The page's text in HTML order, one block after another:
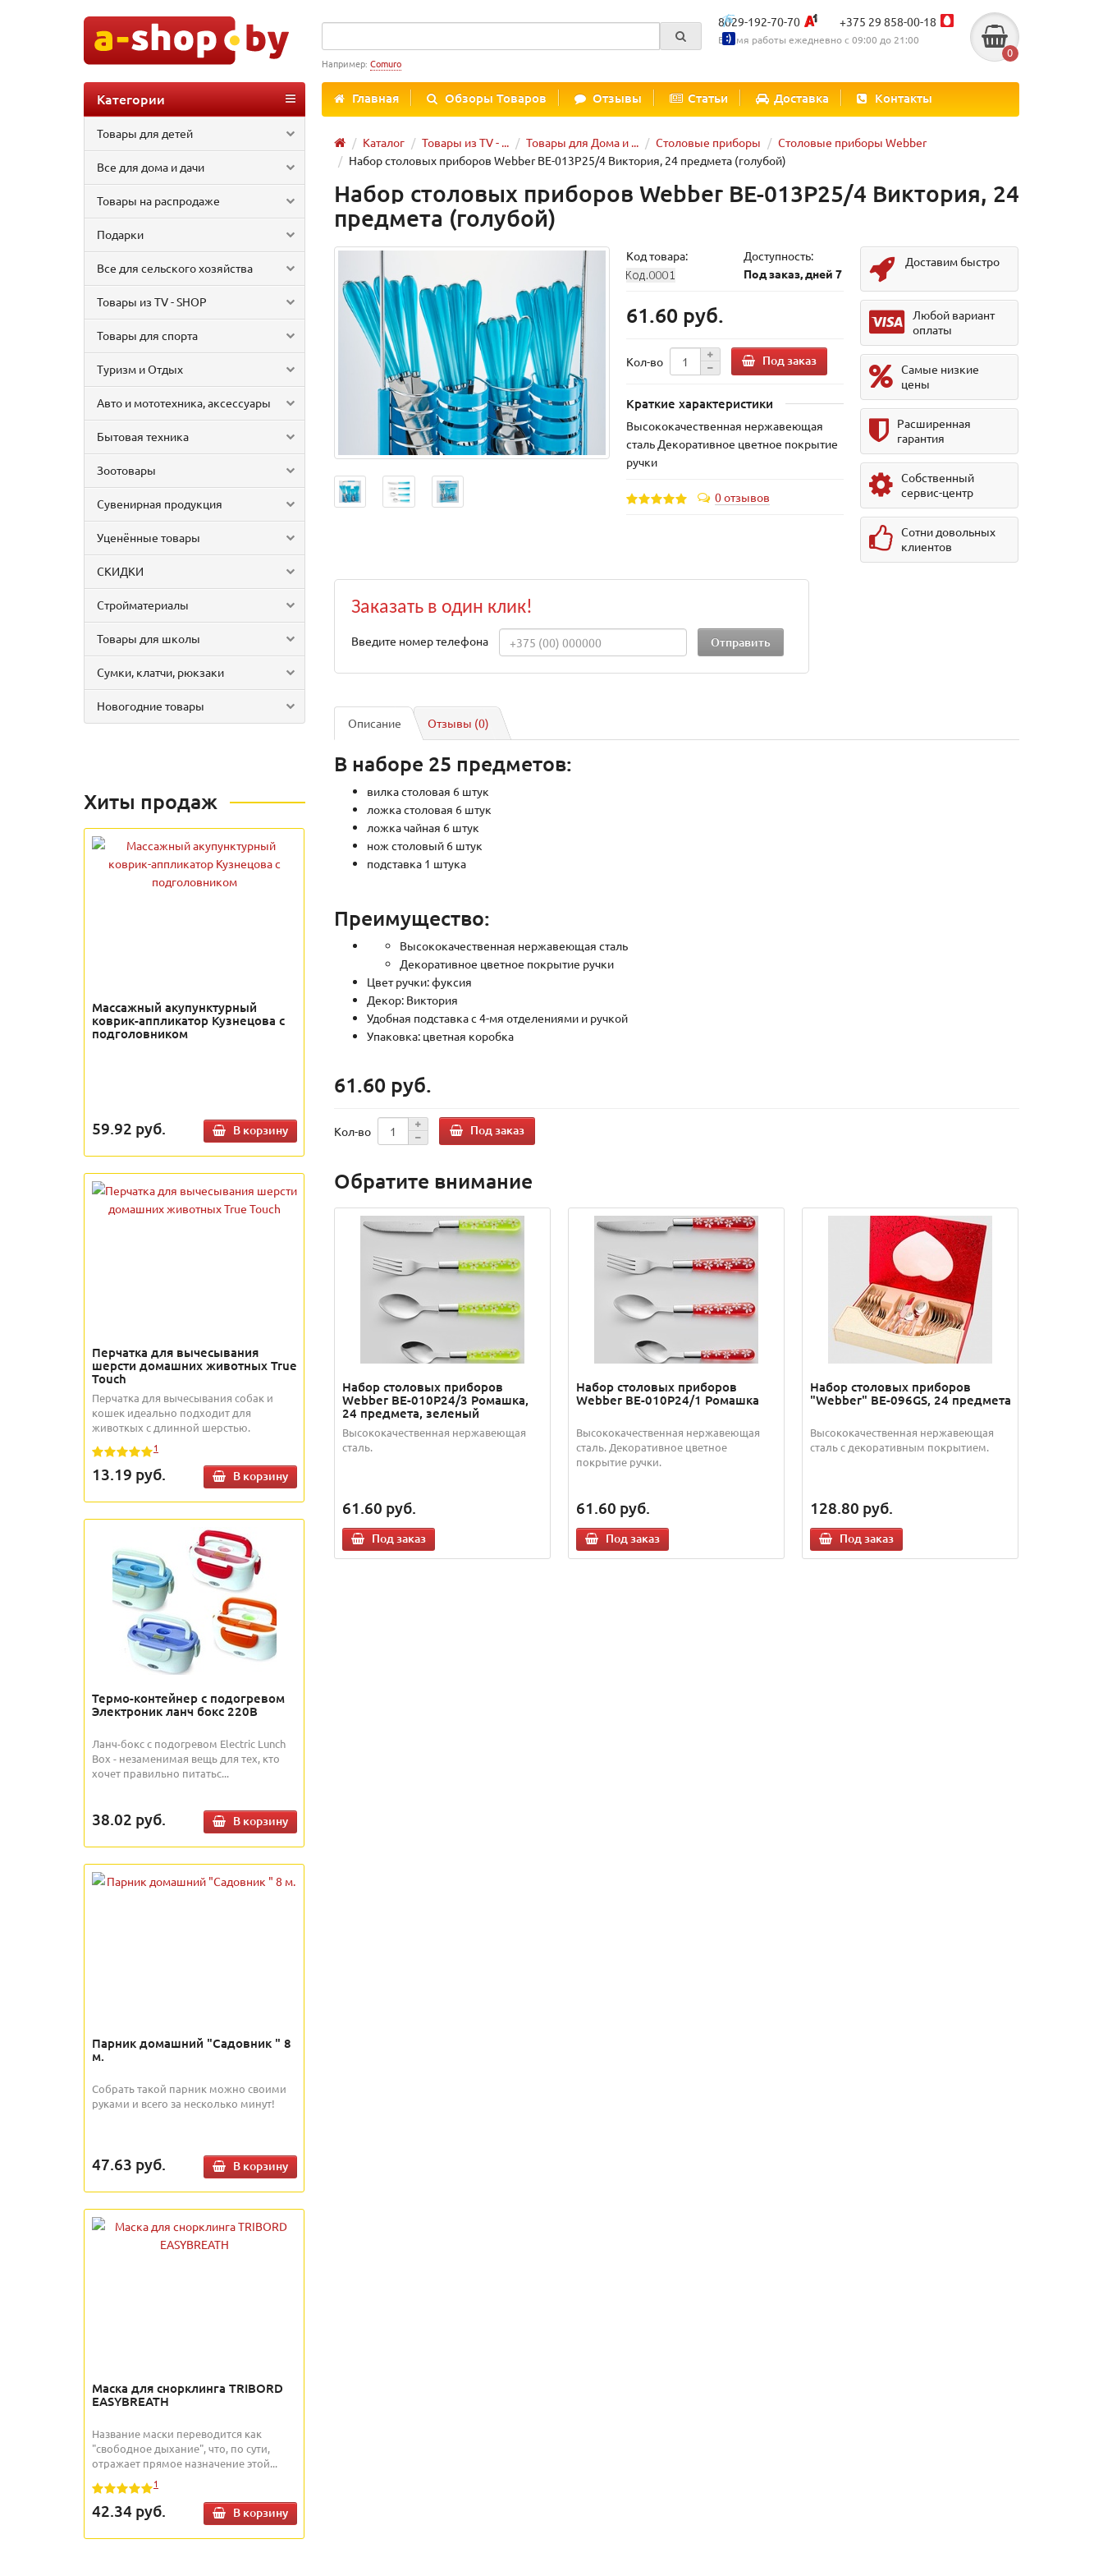
8029-192-70-70 +375 29 858-00-18
Время работы ежедневно с 09:00 до 21:00
0
Например: Comuro
Главная Обзоры Товаров Отзывы Статьи Доставка Контакты
Категории
Товары для детей
Все для дома и дачи
Товары на распродаже
Подарки
Все для сельского хозяйства
Товары из TV - SHOP
Товары для спорта
Туризм и Отдых
Авто и мототехника, аксессуары
Бытовая техника
Зоотовары
Сувенирная продукция
Уценённые товары
СКИДКИ
Стройматериалы
Товары для школы
Сумки, клатчи, рюкзаки
Новогодние товары
Каталог Товары из TV - ... Товары для Дома и ... Столовые приборы
Столовые приборы Webber
Набор столовых приборов Webber BE-013P25/4 Виктория, 24 предмета (голубой)
Хиты продаж
Массажный акупунктурный
коврик-аппликатор Кузнецова с
подголовником
59.92 руб. В корзину
Перчатка для вычесывания
шерсти домашних животных True
Touch
Перчатка для вычесывания собак и
кошек идеально подходит для
животкых с длинной шерстью.
1
13.19 руб. В корзину
Термо-контейнер с подогревом
Электроник ланч бокс 220В
Ланч-бокс с подогревом Electric Lunch
Box - незаменимая вещь для тех, кто
хочет правильно питатьс...
38.02 руб. В корзину
Парник домашний "Садовник " 8
м.
Собрать такой парник можно своими
руками и всего за несколько минут!
47.63 руб. В корзину
Маска для снорклинга TRIBORD
EASYBREATH
Название маски переводится как
"свободное дыхание", что, по сути,
отражает прямое назначение этой...
1
42.34 руб. В корзину
Набор столовых приборов Webber BE-013P25/4 Виктория, 24
предмета (голубой)
Код товара:
Доступность:
Под заказ, дней 7
61.60 руб.
Кол-во Под заказ
Краткие характеристики
Высококачественная нержавеющая
сталь Декоративное цветное покрытие
ручки
0 отзывов
Доставим быстро
Любой вариант
оплаты
Самые низкие
цены
Расширенная
гарантия
Собственный
сервис-центр
Сотни довольных
клиентов
Заказать в один клик!
Введите номер телефона
Описание Отзывы (0)
В наборе 25 предметов:
вилка столовая 6 штук
ложка столовая 6 штук
ложка чайная 6 штук
нож столовый 6 штук
подставка 1 штука
Преимущество:
Высококачественная нержавеющая сталь
Декоративное цветное покрытие ручки
Цвет ручки: фуксия
Декор: Виктория
Удобная подставка с 4-мя отделениями и ручкой
Упаковка: цветная коробка
61.60 руб.
Кол-во Под заказ
Обратите внимание
Набор столовых приборов
Webber BE-010P24/3 Ромашка,
24 предмета, зеленый
Высококачественная нержавеющая
сталь.
61.60 руб.
Под заказ
Набор столовых приборов
Webber BE-010P24/1 Ромашка
Высококачественная нержавеющая
сталь. Декоративное цветное
покрытие ручки.
61.60 руб.
Под заказ
Набор столовых приборов
"Webber" ВЕ-096GS, 24 предмета
Высококачественная нержавеющая
сталь с декоративным покрытием.
128.80 руб.
Под заказ